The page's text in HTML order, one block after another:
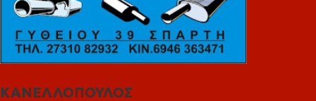
ΚΑΝΕΛΛΟΠΟΥΛΟΣ